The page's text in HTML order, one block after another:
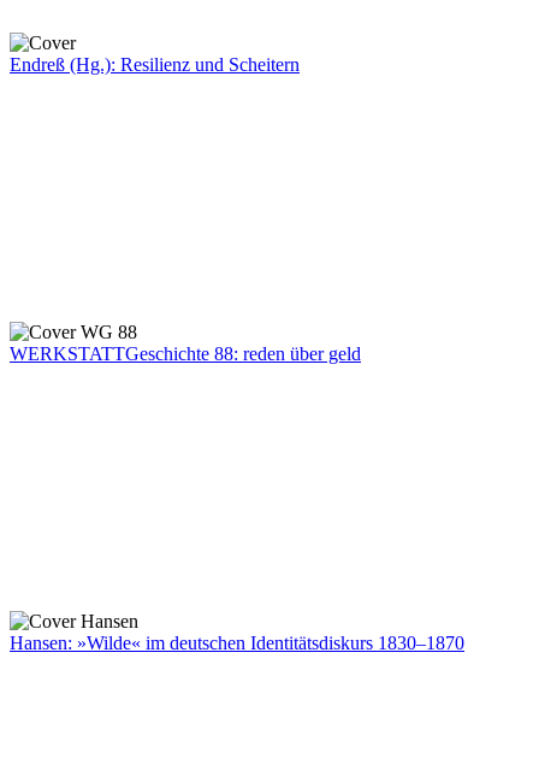
Endreß (Hg.): Resilienz und Scheitern
WERKSTATTGeschichte 88: reden über geld
Hansen: »Wilde« im deutschen Identitätsdiskurs 1830–1870